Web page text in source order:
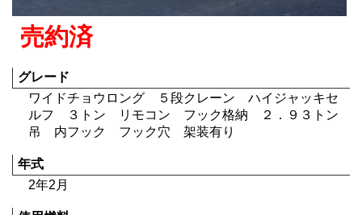
売約済
グレード
ワイドチョウロング ５段クレーン ハイジャッキセ
ルフ ３トン リモコン フック格納 ２．９３トン
吊 内フック フック穴 架装有り
年式
2年2月